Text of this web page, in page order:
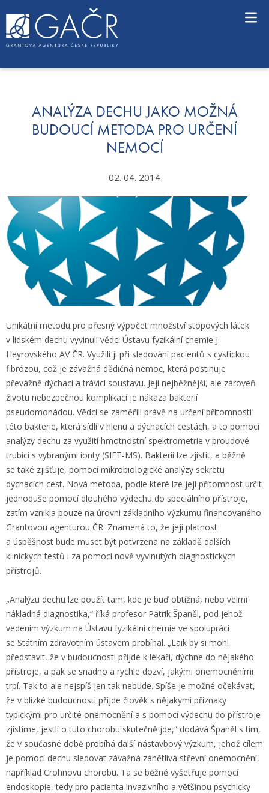
o
ANALÝZA DECHU JAKO MOŽNÁ
BUDOUCÍ METODA PRO URČENÍ
NEMOCÍ
02. 04. 2014
Unikátní metodu pro přesný výpočet množství stopových látek
v lidském dechu vyvinuli vědci Ústavu fyzikální chemie J.
Heyrovského AV ČR. Využili ji při sledování pacientů s cystickou
fibrózou, což je závažná dědičná nemoc, která postihuje
převážně dýchací a trávicí soustavu. Její nejběžnější, ale zároveň
životu nebezpečnou komplikací je nákaza bakterií
pseudomonádou. Vědci se zaměřili právě na určení přítomnosti
této bakterie, která sídlí v hlenu a dýchacích cestách, a to pomocí
analýzy dechu za využití hmotnostní spektrometrie v proudové
trubici s vybranými ionty (SIFT-MS). Bakterii lze zjistit, a běžně
se také zjišťuje, pomocí mikrobiologické analýzy sekretu
dýchacích cest. Nová metoda, podle které lze její přítomnost určit
jednoduše pomocí dlouhého výdechu do speciálního přístroje,
zatím vznikla pouze na úrovni základního výzkumu financovaného
Grantovou agenturou ČR. Znamená to, že její platnost
a úspěšnost bude muset být potvrzena na základě dalších
klinických testů i za pomoci nově vyvinutých diagnostických
přístrojů.
„Analýzu dechu lze použít tam, kde je buď obtížná, nebo velmi
nákladná diagnostika,“ říká profesor Patrik Španěl, pod jehož
vedením výzkum na Ústavu fyzikální chemie ve spolupráci
se Státním zdravotním ústavem probíhal. „Laik by si mohl
představit, že v budoucnosti přijde k lékaři, dýchne do nějakého
přístroje, a pak se snadno a rychle dozví, jakými onemocněními
trpí. Tak to ale nejspíš jen tak nebude. Spíše je možné očekávat,
že v blízké budoucnosti přijde člověk s nějakými příznaky
typickými pro určité onemocnění a s pomocí výdechu do přístroje
zjistíme, jestli o tuto chorobu skutečně jde,“ dodává Španěl s tím,
že v současné době probíhá další nástavbový výzkum, jehož cílem
je pomocí dechu sledovat závažná zánětlivá střevní onemocnění,
například Crohnovu chorobu. Ta se běžně vyšetřuje pomocí
endoskopie, tedy pro pacienta invazivního a většinou psychicky